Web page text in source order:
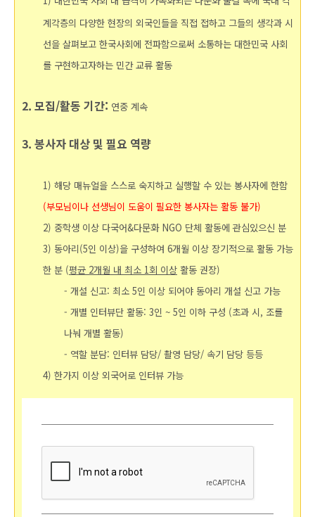
계각층의 다양한 현장의 외국인들을 직접 접하고 그들의 생각과 시
선을 살펴보고 한국사회에 전파함으로써 소통하는 대한민국 사회
를 구현하고자하는 민간 교류 활동
2. 모집/활동 기간: 연중 계속
3. 봉사자 대상 및 필요 역량
1) 해당 매뉴얼을 스스로 숙지하고 실행할 수 있는 봉사자에 한함
(부모님이나 선생님이 도움이 필요한 봉사자는 활동 불가)
2) 중학생 이상 다국어&다문화 NGO 단체 활동에 관심있으신 분
3) 동아리(5인 이상)을 구성하여 6개월 이상 장기적으로 활동 가능
한 분 (평균 2개월 내 최소 1회 이상 활동 권장)
- 개설 신고: 최소 5인 이상 되어야 동아리 개설 신고 가능
- 개별 인터뷰단 활동: 3인 ~ 5인 이하 구성 (초과 시, 조를
나눠 개별 활동)
- 역할 분담: 인터뷰 담당/ 촬영 담당/ 속기 담당 등등
4) 한가지 이상 외국어로 인터뷰 가능